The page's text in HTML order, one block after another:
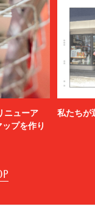
ニューア
プを作り
私たちが